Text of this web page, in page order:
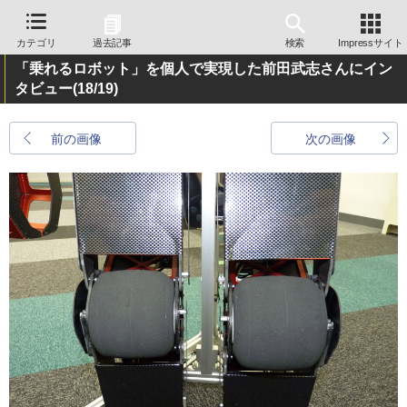
カテゴリ 過去記事 検索 Impressサイト
「乗れるロボット」を個人で実現した前田武志さんにイン
タビュー(18/19)
前の画像 次の画像